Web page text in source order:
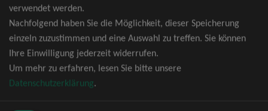
André Rieu Tickets
David Garrett Tickets
Andrea Berg Tickets
Backstreet Boys Tickets
Unheilig Tickets
Santiano Tickets
verwendet werden.
Nachfolgend haben Sie die Möglichkeit, dieser Speicherung
einzeln zuzustimmen und eine Auswahl zu treffen. Sie können
Ihre Einwilligung jederzeit widerrufen.
Um mehr zu erfahren, lesen Sie bitte unsere
Datenschutzerklärung.